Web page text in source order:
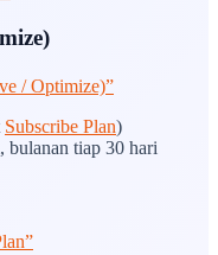
/ Optimize)”
Subscribe Plan)
bulanan tiap 30 hari